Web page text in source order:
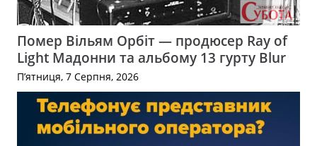
Помер Вільям Орбіт — продюсер Ray of
Light Мадонни та альбому 13 гурту Blur
П’ятниця, 7 Серпня, 2026